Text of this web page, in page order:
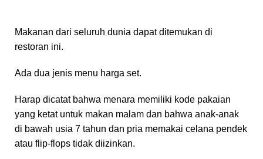
Makanan dari seluruh dunia dapat ditemukan di
restoran ini.
Ada dua jenis menu harga set.
Harap dicatat bahwa menara memiliki kode pakaian
yang ketat untuk makan malam dan bahwa anak-anak
di bawah usia 7 tahun dan pria memakai celana pendek
atau flip-flops tidak diizinkan.